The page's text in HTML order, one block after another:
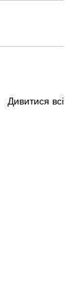
Дивитися всі